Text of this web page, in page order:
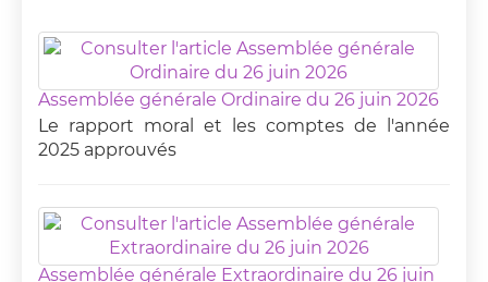
Assemblée générale Ordinaire du 26 juin 2026
Le rapport moral et les comptes de l'année
2025 approuvés
Assemblée générale Extraordinaire du 26 juin